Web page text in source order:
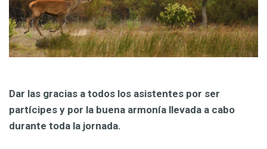
Dar las gracias a todos los asistentes por ser
partícipes y por la buena armonía llevada a cabo
durante toda la jornada.